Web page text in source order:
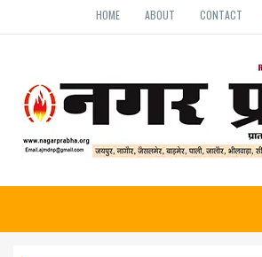
HOME ABOUT CONTACT